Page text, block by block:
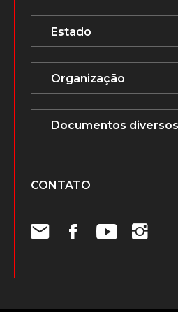
CONTATO